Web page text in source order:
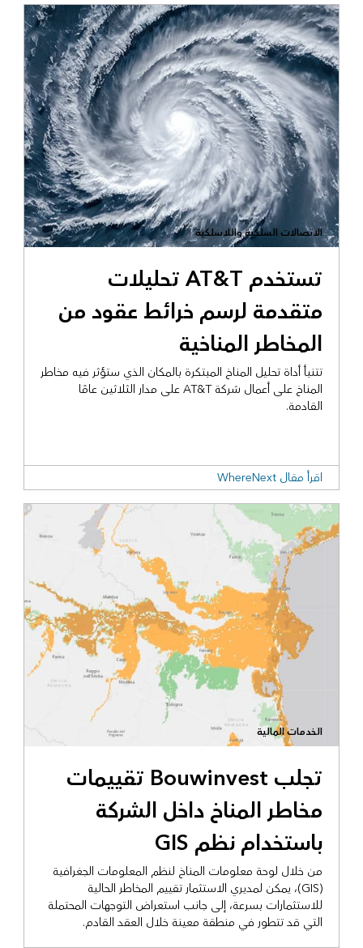
الاتصالات السلكية واللاسلكية
تستخدم AT&T تحليلات
متقدمة لرسم خرائط عقود من
المخاطر المناخية
تتنبأ أداة تحليل المناخ المبتكرة بالمكان الذي ستؤثر فيه مخاطر
المناخ على أعمال شركة AT&T على مدار الثلاثين عامًا
القادمة.
اقرأ مقال WhereNext
الخدمات المالية
تجلب Bouwinvest تقييمات
مخاطر المناخ داخل الشركة
باستخدام نظم GIS
من خلال لوحة معلومات المناخ لنظم المعلومات الجغرافية
(GIS)، يمكن لمديري الاستثمار تقييم المخاطر الحالية
للاستثمارات بسرعة، إلى جانب استعراض التوجهات المحتملة
التي قد تتطور في منطقة معينة خلال العقد القادم.